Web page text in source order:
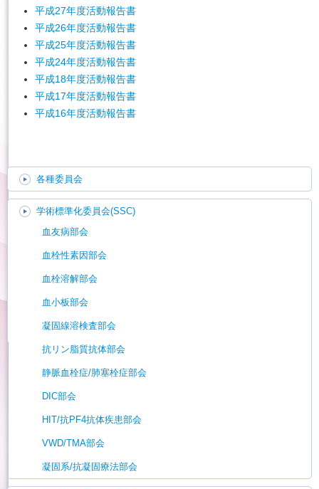
平成27年度活動報告書
平成26年度活動報告書
平成25年度活動報告書
平成24年度活動報告書
平成18年度活動報告書
平成17年度活動報告書
平成16年度活動報告書
各種委員会
学術標準化委員会(SSC)
血友病部会
血栓性素因部会
血栓溶解部会
血小板部会
凝固線溶検査部会
抗リン脂質抗体部会
静脈血栓症/肺塞栓症部会
DIC部会
HIT/抗PF4抗体疾患部会
VWD/TMA部会
凝固系/抗凝固療法部会